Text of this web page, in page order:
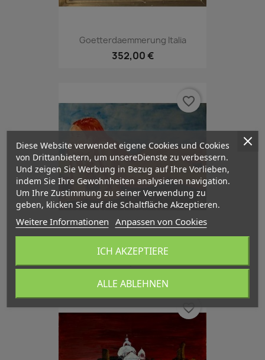
Goetterdaemmerung Italia
352,00 €
Mädchen Auf Der Decke
267,50 €
favorite_border
favorite_border
Diese Website verwendet eigene Cookies und Cookies
von Drittanbietern, um unsereDienste zu verbessern.
Und zeigen Sie Werbung in Bezug auf Ihre Vorlieben,
indem Sie Ihre Gewohnheiten analysieren navigation.
Um Ihre Zustimmung zu seiner Verwendung zu
geben, klicken Sie auf die Schaltfläche Akzeptieren.
Weitere Informationen Anpassen von Cookies
ALLE ABLEHNEN
ICH AKZEPTIERE